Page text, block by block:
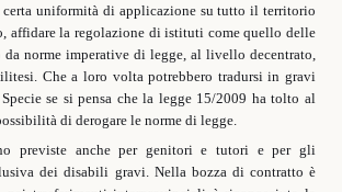
certa uniformità di applicazione su tutto il territorio
affidare la regolazione di istituti come quello delle
da norme imperative di legge, al livello decentrato,
Che a loro volta potrebbero tradursi in gravi
se si pensa che la legge 15/2009 ha tolto al
di derogare le norme di legge.
previste anche per genitori e tutori e per gli
dei disabili gravi. Nella bozza di contratto è